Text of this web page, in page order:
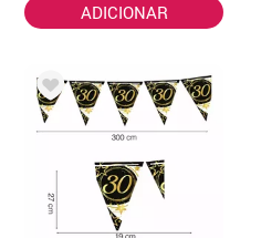
ADICIONAR